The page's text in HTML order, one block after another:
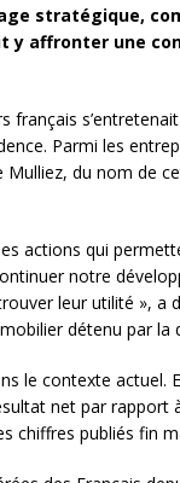
stratégique,
y affronter une
Parmi les
du nom de
actions qui
notre
leur utilité », a
détenu par la
le contexte actuel.
net par rapport
chiffres publiés fin